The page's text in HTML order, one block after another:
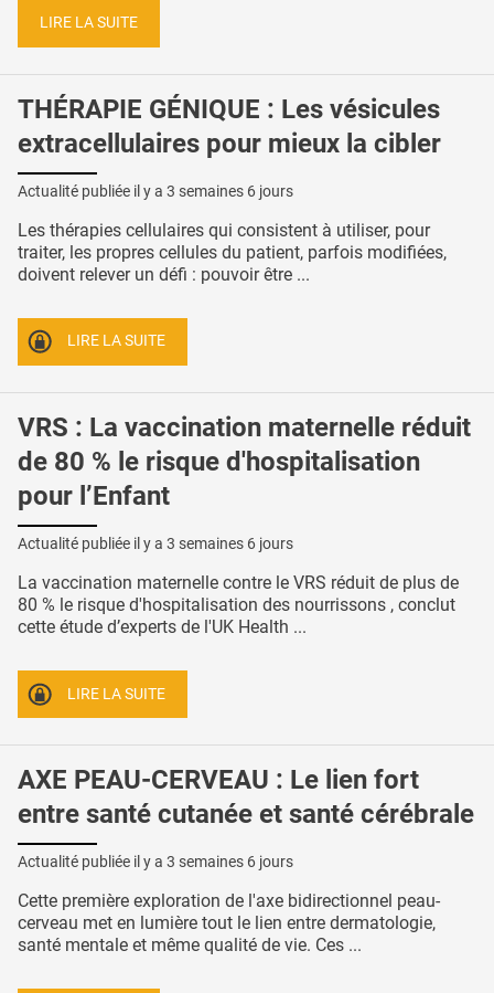
LIRE LA SUITE
THÉRAPIE GÉNIQUE : Les vésicules
extracellulaires pour mieux la cibler
Actualité publiée il y a 3 semaines 6 jours
Les thérapies cellulaires qui consistent à utiliser, pour
traiter, les propres cellules du patient, parfois modifiées,
doivent relever un défi : pouvoir être ...
LIRE LA SUITE
VRS : La vaccination maternelle réduit
de 80 % le risque d'hospitalisation
pour l’Enfant
Actualité publiée il y a 3 semaines 6 jours
La vaccination maternelle contre le VRS réduit de plus de
80 % le risque d'hospitalisation des nourrissons , conclut
cette étude d’experts de l'UK Health ...
LIRE LA SUITE
AXE PEAU-CERVEAU : Le lien fort
entre santé cutanée et santé cérébrale
Actualité publiée il y a 3 semaines 6 jours
Cette première exploration de l'axe bidirectionnel peau-
cerveau met en lumière tout le lien entre dermatologie,
santé mentale et même qualité de vie. Ces ...